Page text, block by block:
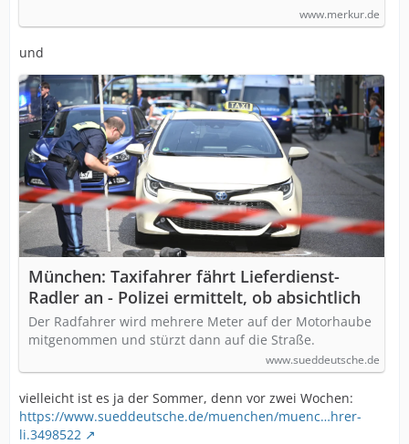
www.merkur.de
und
München: Taxifahrer fährt Lieferdienst-
Radler an - Polizei ermittelt, ob absichtlich
Der Radfahrer wird mehrere Meter auf der Motorhaube
mitgenommen und stürzt dann auf die Straße.
www.sueddeutsche.de
vielleicht ist es ja der Sommer, denn vor zwei Wochen:
https://www.sueddeutsche.de/muenchen/muenc…hrer-
li.3498522